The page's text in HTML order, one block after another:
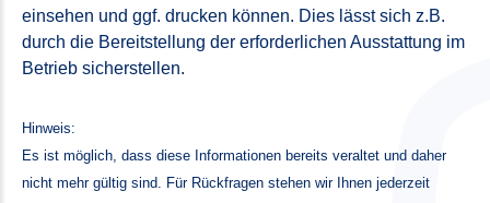
einsehen und ggf. drucken können. Dies lässt sich z.B.
durch die Bereitstellung der erforderlichen Ausstattung im
Betrieb sicherstellen.
Hinweis:
Es ist möglich, dass diese Informationen bereits veraltet und daher
nicht mehr gültig sind. Für Rückfragen stehen wir Ihnen jederzeit